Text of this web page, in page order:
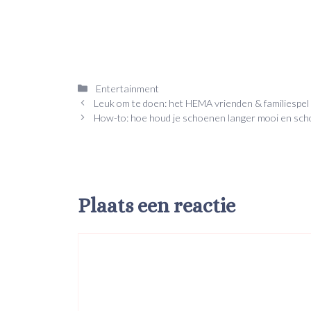
Categorieën
Entertainment
Leuk om te doen: het HEMA vrienden & familiespel
How-to: hoe houd je schoenen langer mooi en
Plaats een reactie